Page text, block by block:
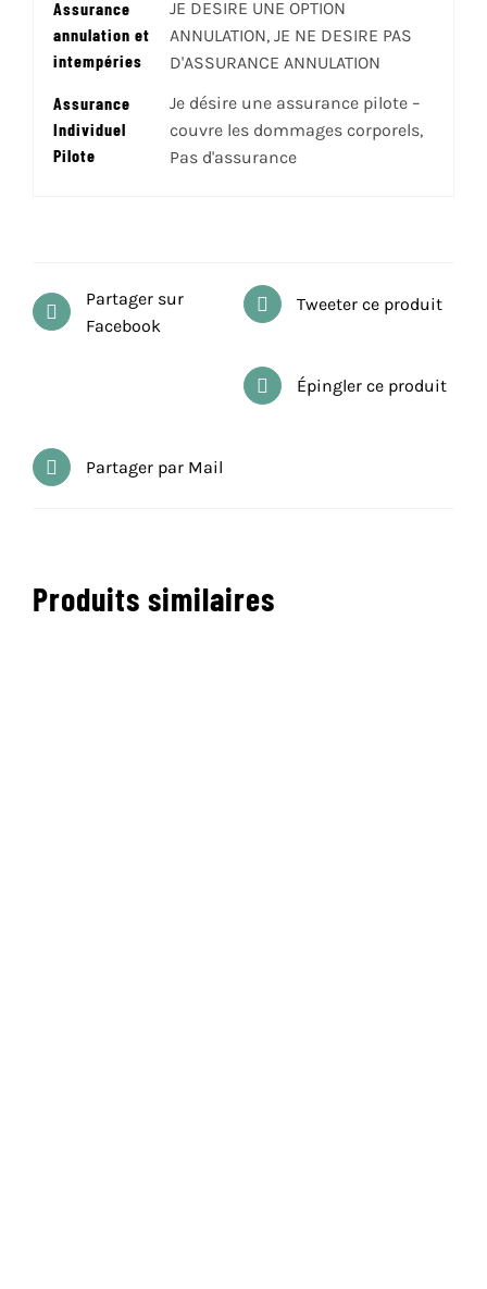
Assurance
annulation et
intempéries
JE DESIRE UNE OPTION
ANNULATION, JE NE DESIRE PAS
D'ASSURANCE ANNULATION
Assurance
Individuel
Pilote
Je désire une assurance pilote –
couvre les dommages corporels,
Pas d'assurance
Partager sur
Facebook
Tweeter ce produit
Épingler ce produit
Partager par Mail
Produits similaires